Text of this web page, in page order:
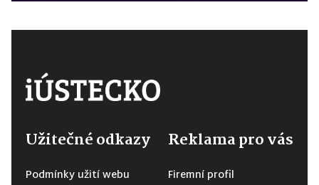
Užitečné odkazy
Podmínky užití webu
Reklama pro vás
Firemní profil